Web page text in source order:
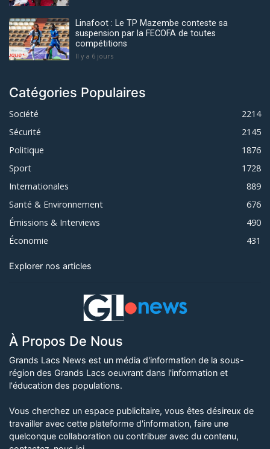
Linafoot : Le TP Mazembe conteste sa
suspension par la FECOFA de toutes
compétitions
Il y a 6 jours
Catégories Populaires
Société
2214
Sécurité
2145
Politique
1876
Sport
1728
Internationales
889
Santé & Environnement
676
Émissions & Interviews
490
Économie
431
Explorer nos articles
À Propos De Nous
Grands Lacs News est un média d'information de la sous-
région des Grands Lacs oeuvrant dans l'information et
l'éducation des populations.
Vous cherchez un espace publicitaire, vous êtes désireux de
travailler avec cette plateforme d'information, faire une
quelconque collaboration ou contribuer avec du contenu,